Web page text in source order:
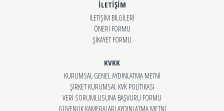
İLETİŞİM
İLETİŞİM BİLGİLERİ
ÖNERİ FORMU
ŞİKAYET FORMU
KVKK
KURUMSAL GENEL AYDINLATMA METNİ
ŞİRKET KURUMSAL KVK POLİTİKASI
VERİ SORUMLUSUNA BAŞVURU FORMU
GÜVENLİK KAMERALARI AYDINLATMA METNİ